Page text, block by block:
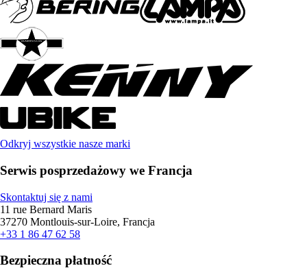
Odkryj wszystkie nasze marki
Serwis posprzedażowy we Francja
Skontaktuj się z nami
11 rue Bernard Maris
37270 Montlouis-sur-Loire, Francja
+33 1 86 47 62 58
Bezpieczna płatność